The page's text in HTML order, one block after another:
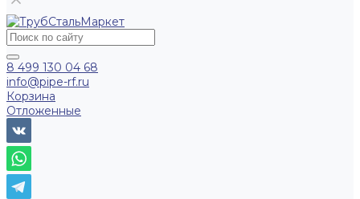
8 499 130 04 68
info@pipe-rf.ru
Корзина
Отложенные